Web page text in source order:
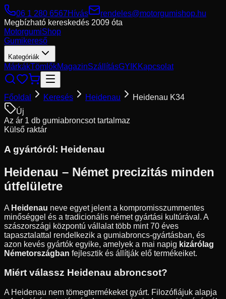
06 1 280 6567Hívás
rendeles@motorgumishop.hu
Megbízható kereskedés 2009 óta
MotorgumiShop
Gumikereső
Kategóriák
MárkákTömlőkMagazinSzállításGYIKKapcsolat
Főoldal Keresés Heidenau
Heidenau K34
Új
Az ár 1 db gumiabroncsot tartalmaz
Külső raktár
A gyártóról: Heidenau
Heidenau – Német precizitás minden
útfelületre
A Heidenau neve egyet jelent a kompromisszummentes
minőséggel és a tradicionális német gyártási kultúrával. A
szászországi központú vállalat több mint 70 éves
tapasztalattal rendelkezik a gumiabroncs-gyártásban, és
azon kevés gyártók egyike, amelyek a mai napig kizárólag
Németországban fejlesztik és állítják elő termékeiket.
Miért válassz Heidenau abroncsot?
A Heidenau nem tömegtermékeket gyárt. Filozófiájuk alapja